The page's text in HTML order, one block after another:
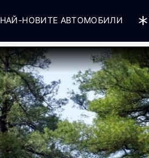
НАЙ-НОВИТЕ АВТОМОБИЛИ